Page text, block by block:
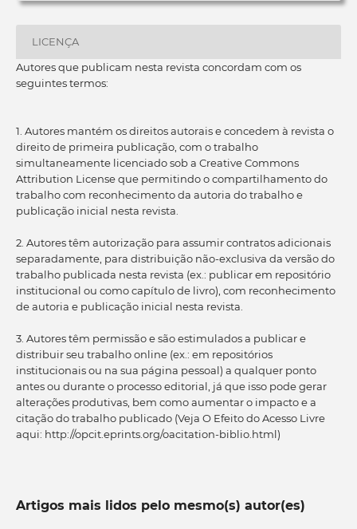
LICENÇA
Autores que publicam nesta revista concordam com os
seguintes termos:
1. Autores mantém os direitos autorais e concedem à revista o
direito de primeira publicação, com o trabalho
simultaneamente licenciado sob a Creative Commons
Attribution License que permitindo o compartilhamento do
trabalho com reconhecimento da autoria do trabalho e
publicação inicial nesta revista.
2. Autores têm autorização para assumir contratos adicionais
separadamente, para distribuição não-exclusiva da versão do
trabalho publicada nesta revista (ex.: publicar em repositório
institucional ou como capítulo de livro), com reconhecimento
de autoria e publicação inicial nesta revista.
3. Autores têm permissão e são estimulados a publicar e
distribuir seu trabalho online (ex.: em repositórios
institucionais ou na sua página pessoal) a qualquer ponto
antes ou durante o processo editorial, já que isso pode gerar
alterações produtivas, bem como aumentar o impacto e a
citação do trabalho publicado (Veja O Efeito do Acesso Livre
aqui: http://opcit.eprints.org/oacitation-biblio.html)
Artigos mais lidos pelo mesmo(s) autor(es)